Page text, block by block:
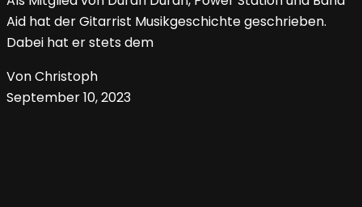
Aid hat der Gitarrist Musikgeschichte geschrieben.
Dabei hat er stets dem
Von Christoph
September 10, 2023